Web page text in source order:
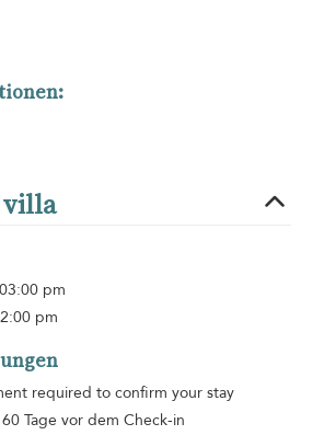
pm
pm
required to confirm your stay
Tage vor dem Check-in